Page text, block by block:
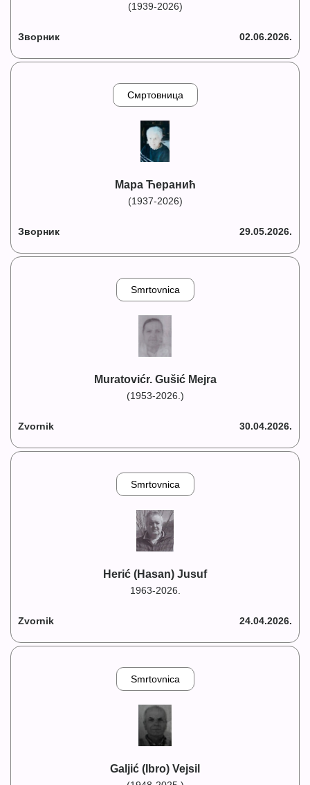
(1939-2026)
Зворник 02.06.2026.
Смртовница
Мара Ћеранић
(1937-2026)
Зворник 29.05.2026.
Smrtovnica
Muratovićr. Gušić Mejra
(1953-2026.)
Zvornik 30.04.2026.
Smrtovnica
Herić (Hasan) Jusuf
1963-2026.
Zvornik 24.04.2026.
Smrtovnica
Galjić (Ibro) Vejsil